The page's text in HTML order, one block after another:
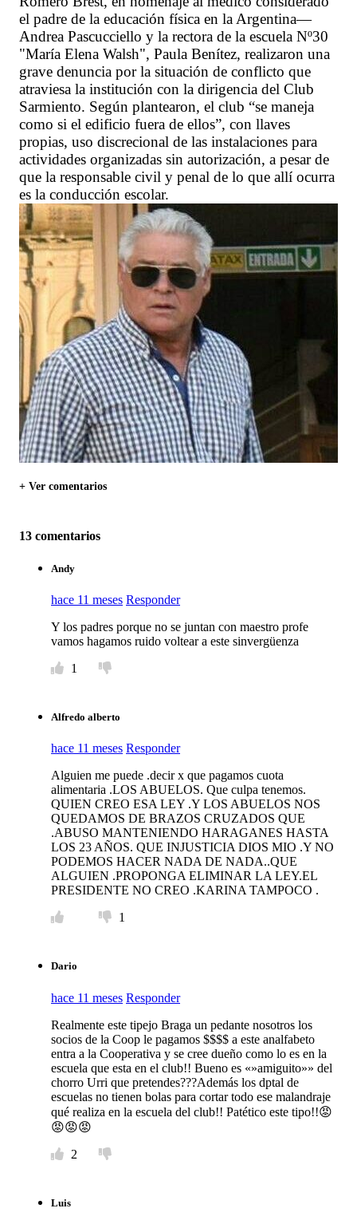
el padre de la educación física en la Argentina—
Andrea Pascucciello y la rectora de la escuela Nº30
"María Elena Walsh", Paula Benítez, realizaron una
grave denuncia por la situación de conflicto que
atraviesa la institución con la dirigencia del Club
Sarmiento. Según plantearon, el club “se maneja
como si el edificio fuera de ellos”, con llaves
propias, uso discrecional de las instalaciones para
actividades organizadas sin autorización, a pesar de
que la responsable civil y penal de lo que allí ocurra
es la conducción escolar.
+ Ver comentarios
13 comentarios
Andy
hace 11 meses Responder
Y los padres porque no se juntan con maestro profe
vamos hagamos ruido voltear a este sinvergüenza
1
Alfredo alberto
hace 11 meses Responder
Alguien me puede .decir x que pagamos cuota
alimentaria .LOS ABUELOS. Que culpa tenemos.
QUIEN CREO ESA LEY .Y LOS ABUELOS NOS
QUEDAMOS DE BRAZOS CRUZADOS QUE
.ABUSO MANTENIENDO HARAGANES HASTA
LOS 23 AÑOS. QUE INJUSTICIA DIOS MIO .Y NO
PODEMOS HACER NADA DE NADA..QUE
ALGUIEN .PROPONGA ELIMINAR LA LEY.EL
PRESIDENTE NO CREO .KARINA TAMPOCO .
1
Dario
hace 11 meses Responder
Realmente este tipejo Braga un pedante nosotros los
socios de la Coop le pagamos $$$$ a este analfabeto
entra a la Cooperativa y se cree dueño como lo es en la
escuela que esta en el club!! Bueno es «»amiguito»» del
chorro Urri que pretendes???Además los dptal de
escuelas no tienen bolas para cortar todo ese malandraje
qué realiza en la escuela del club!! Patético este tipo!!😡
😡😡😡
2
Luis